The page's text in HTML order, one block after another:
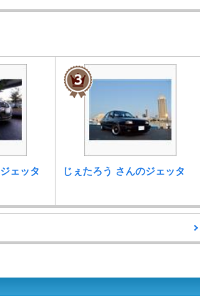
ェッタ じぇたろう さんのジェッタ